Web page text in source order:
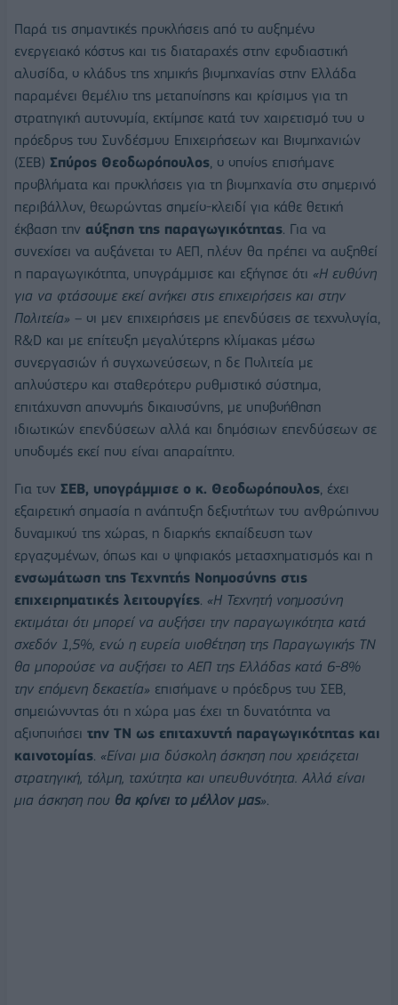
Παρά τις σημαντικές προκλήσεις από το αυξημένο
ενεργειακό κόστος και τις διαταραχές στην εφοδιαστική
αλυσίδα, ο κλάδος της χημικής βιομηχανίας στην Ελλάδα
παραμένει θεμέλιο της μεταποίησης και κρίσιμος για τη
στρατηγική αυτονομία, εκτίμησε κατά τον χαιρετισμό του ο
πρόεδρος του Συνδέσμου Επιχειρήσεων και Βιομηχανιών
(ΣΕΒ) Σπύρος Θεοδωρόπουλος, ο οποίος επισήμανε
προβλήματα και προκλήσεις για τη βιομηχανία στο σημερινό
περιβάλλον, θεωρώντας σημείο-κλειδί για κάθε θετική
έκβαση την αύξηση της παραγωγικότητας. Για να
συνεχίσει να αυξάνεται το ΑΕΠ, πλέον θα πρέπει να αυξηθεί
η παραγωγικότητα, υπογράμμισε και εξήγησε ότι «Η ευθύνη
για να φτάσουμε εκεί ανήκει στις επιχειρήσεις και στην
Πολιτεία» – οι μεν επιχειρήσεις με επενδύσεις σε τεχνολογία,
R&D και με επίτευξη μεγαλύτερης κλίμακας μέσω
συνεργασιών ή συγχωνεύσεων, η δε Πολιτεία με
απλούστερο και σταθερότερο ρυθμιστικό σύστημα,
επιτάχυνση απονομής δικαιοσύνης, με υποβοήθηση
ιδιωτικών επενδύσεων αλλά και δημόσιων επενδύσεων σε
υποδομές εκεί που είναι απαραίτητο.
Για τον ΣΕΒ, υπογράμμισε ο κ. Θεοδωρόπουλος , έχει
εξαιρετική σημασία η ανάπτυξη δεξιοτήτων του ανθρώπινου
δυναμικού της χώρας, η διαρκής εκπαίδευση των
εργαζομένων, όπως και ο ψηφιακός μετασχηματισμός και η
ενσωμάτωση της Τεχνητής Νοημοσύνης στις
επιχειρηματικές λειτουργίες. «Η Τεχνητή νοημοσύνη
εκτιμάται ότι μπορεί να αυξήσει την παραγωγικότητα κατά
σχεδόν 1,5%, ενώ η ευρεία υιοθέτηση της Παραγωγικής ΤΝ
θα μπορούσε να αυξήσει το ΑΕΠ της Ελλάδας κατά 6-8%
την επόμενη δεκαετία» επισήμανε ο πρόεδρος του ΣΕΒ,
σημειώνοντας ότι η χώρα μας έχει τη δυνατότητα να
αξιοποιήσει την ΤΝ ως επιταχυντή παραγωγικότητας και
καινοτομίας. «Είναι μια δύσκολη άσκηση που χρειάζεται
στρατηγική, τόλμη, ταχύτητα και υπευθυνότητα. Αλλά είναι
μια άσκηση που θα κρίνει το μέλλον μας».